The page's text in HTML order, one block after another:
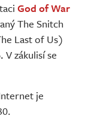
God of War
The Snitch
Last of Us)
V zákulisí se
je